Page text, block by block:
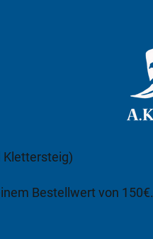
Klettersteig)
Bestellwert von 150€.